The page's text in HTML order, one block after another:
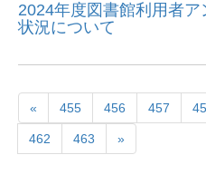
2024年度図書館利用者
状況について
« 455 456 457
462 463 »